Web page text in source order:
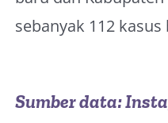
sebanyak 112
Sumber data: